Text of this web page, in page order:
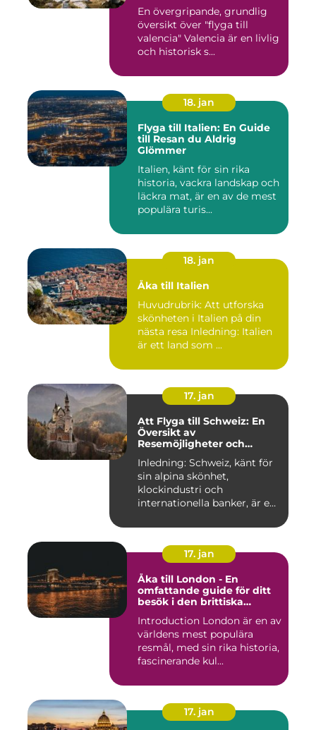
En övergripande, grundlig
översikt över "flyga till
valencia" Valencia är en livlig
och historisk s...
18. jan
Flyga till Italien: En Guide
till Resan du Aldrig
Glömmer
Italien, känt för sin rika
historia, vackra landskap och
läckra mat, är en av de mest
populära turis...
18. jan
Åka till Italien
Huvudrubrik: Att utforska
skönheten i Italien på din
nästa resa Inledning: Italien
är ett land som ...
17. jan
Att Flyga till Schweiz: En
Översikt av
Resemöjligheter och
Nackdelar
Inledning: Schweiz, känt för
sin alpina skönhet,
klockindustri och
internationella banker, är en
17. jan
Åka till London - En
omfattande guide för ditt
besök i den brittiska
Introduction London är en av
världens mest populära
resmål, med sin rika historia,
fascinerande kul...
17. jan